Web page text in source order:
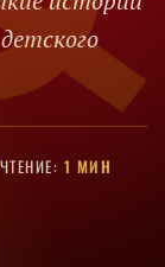
ЧТЕНИЕ: 1 МИН